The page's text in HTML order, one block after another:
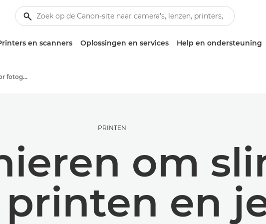
en scanners Oplossingen en services Help en ondersteuning
Tips en technieken voor fotografie en printen
PRINTEN
om
en